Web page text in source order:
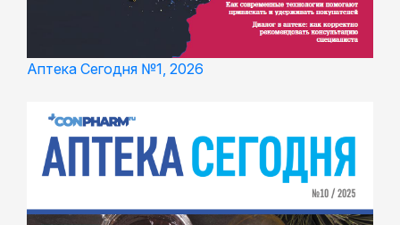
Аптека Сегодня №1, 2026